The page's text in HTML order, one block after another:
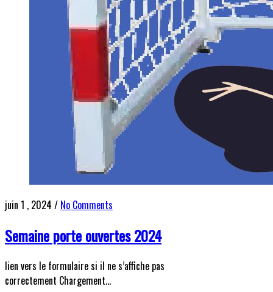
juin 1 , 2024 / No Comments
Semaine porte ouvertes 2024
lien vers le formulaire si il ne s’affiche pas
correctement Chargement…